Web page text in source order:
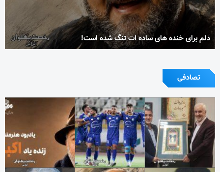
دلم برای خنده های ساده ات تنگ شده است!
تصادفی